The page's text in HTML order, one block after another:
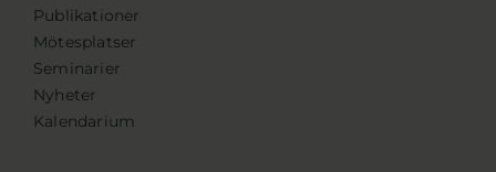
Publikationer
Mötesplatser
Seminarier
Nyheter
Kalendarium